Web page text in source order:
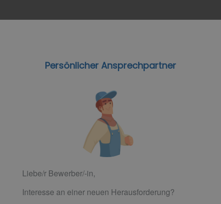
Persönlicher Ansprechpartner
Liebe/r Bewerber/-in,
Interesse an einer neuen Herausforderung?